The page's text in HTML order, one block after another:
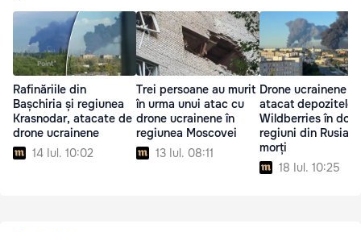
Rafinăriile din
Bașchiria și regiunea
Krasnodar, atacate de
drone ucrainene
14 Iul. 10:02
Trei persoane au murit
în urma unui atac cu
drone ucrainene în
regiunea Moscovei
13 Iul. 08:11
Drone ucrainene
atacat depozitele
Wildberries în
regiuni din Rusia:
morți
18 Iul. 10:25